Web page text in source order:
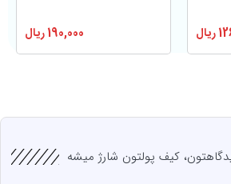
ریال 190,000ریال
کیف پولتون شارژ میشه